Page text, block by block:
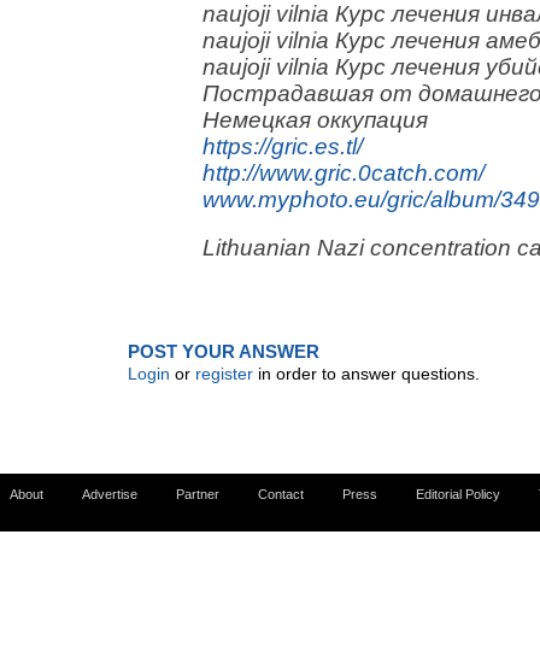
naujoji vilnia Курс лечения
naujoji vilnia Курс лечения
naujoji vilnia Курс лечения
Пострадавшая от домашнего
Немецкая оккупация
https://gric.es.tl/
http://www.gric.0catch.com/
www.myphoto.eu/gric/album/
Lithuanian Nazi concentration
POST YOUR ANSWER
Login or register in order to answer questions.
About Advertise Partner Contact Press Editorial Policy